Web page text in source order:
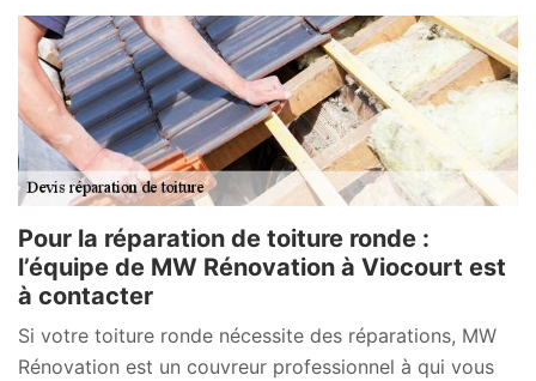
Pour la réparation de toiture ronde :
l’équipe de MW Rénovation à Viocourt est
à contacter
Si votre toiture ronde nécessite des réparations, MW
Rénovation est un couvreur professionnel à qui vous